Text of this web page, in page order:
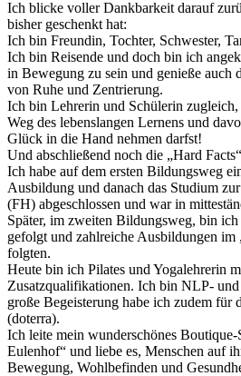
Ich blicke voller Dankbarkeit darauf
bisher geschenkt hat:
Ich bin Freundin, Tochter, Schwester,
Ich bin Reisende und doch bin ich
in Bewegung zu sein und genieße auch
von Ruhe und Zentrierung.
Ich bin Lehrerin und Schülerin
Weg des lebenslangen Lernens und
Glück in die Hand nehmen darfst!
Und abschließend noch die „Hard
Ich habe auf dem ersten Bildungsweg
Ausbildung und danach das Studium
(FH) abgeschlossen und war in
Später, im zweiten Bildungsweg, bin
gefolgt und zahlreiche Ausbildungen im
folgten.
Heute bin ich Pilates und Yogalehrerin
Zusatzqualifikationen. Ich bin NLP-
große Begeisterung habe ich zudem für
(doterra).
Ich leite mein wunderschönes Boutique-
Eulenhof“ und liebe es, Menschen auf
Bewegung, Wohlbefinden und